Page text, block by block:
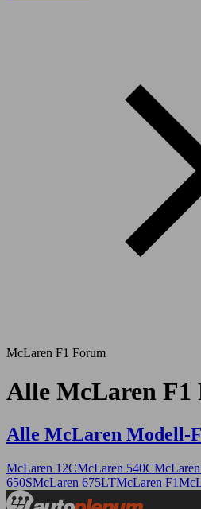
McLaren F1 Forum
Alle McLaren F1
Alle McLaren Modell-
McLaren 12CMcLaren 540C
650SMcLaren 675LTMcLaren F1